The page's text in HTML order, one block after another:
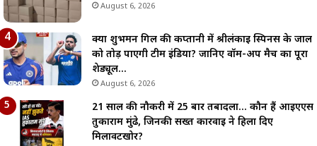
August 6, 2026
क्या शुभमन गिल की कप्तानी में श्रीलंकाई स्पिनर्स के जाल
को तोड़ पाएगी टीम इंडिया? जानिए वॉर्म-अप मैच का पूरा
शेड्यूल…
August 6, 2026
21 साल की नौकरी में 25 बार तबादला… कौन हैं आईएएस
तुकाराम मुंढे, जिनकी सख्त कार्रवाई ने हिला दिए
मिलावटखोर?